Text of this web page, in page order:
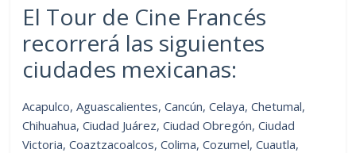
El Tour de Cine Francés
recorrerá las siguientes
ciudades mexicanas:
Acapulco, Aguascalientes, Cancún, Celaya, Chetumal,
Chihuahua, Ciudad Juárez, Ciudad Obregón, Ciudad
Victoria, Coaztzacoalcos, Colima, Cozumel, Cuautla,